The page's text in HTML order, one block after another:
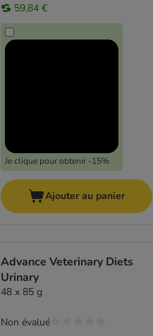
59,84 €
Je clique pour obtenir -15%
Ajouter au panier
Advance Veterinary Diets
Urinary
48 x 85 g
Non évalué